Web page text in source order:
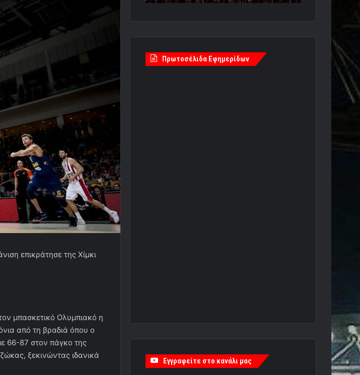
επικράτησε της Χίμκι
μπασκετικό Ολυμπιακό η
από τη βραδιά όπου ο
66-87 στον πάγκο της
ξεκινώντας ιδανικά
Πρωτοσέλιδα Εφημερίδων
Εγγραφείτε στο κανάλι μας